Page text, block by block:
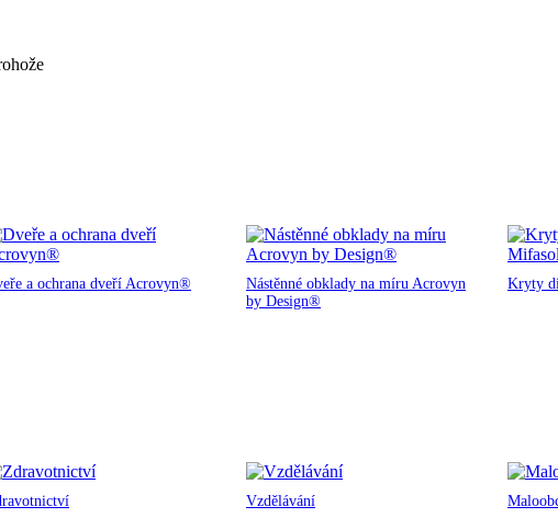
a ochrana dveří Acrovyn®
Nástěnné obklady na míru Acrovyn
by Design®
Kryty
Vzdělávání